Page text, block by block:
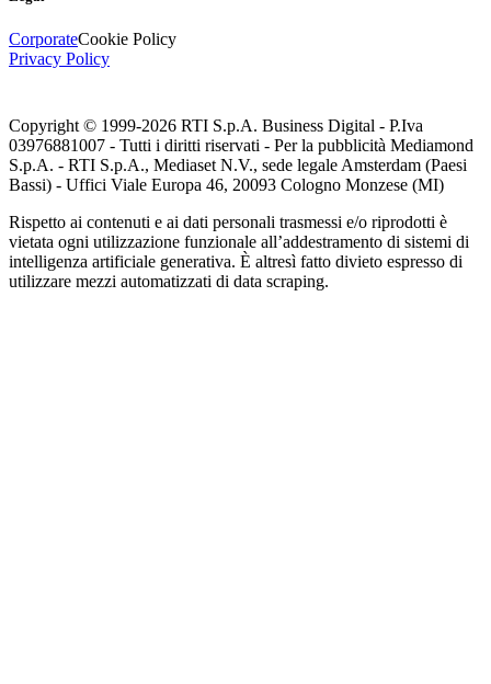
CorporateCookie Policy
Privacy Policy
Copyright © 1999-2026 RTI S.p.A. Business Digital - P.Iva
03976881007 - Tutti i diritti riservati - Per la pubblicità Mediamond
S.p.A. - RTI S.p.A., Mediaset N.V., sede legale Amsterdam (Paesi
Bassi) - Uffici Viale Europa 46, 20093 Cologno Monzese (MI)
Rispetto ai contenuti e ai dati personali trasmessi e/o riprodotti è
vietata ogni utilizzazione funzionale all’addestramento di sistemi di
intelligenza artificiale generativa. È altresì fatto divieto espresso di
utilizzare mezzi automatizzati di data scraping.